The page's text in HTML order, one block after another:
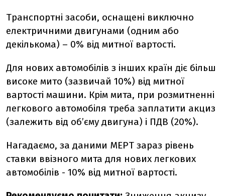
Транспортні засоби, оснащені виключно
електричними двигунами (одним або
декількома) – 0% від митної вартості.
Для нових автомобілів з інших країн діє більш
високе мито (зазвичай 10%) від митної
вартості машини. Крім мита, при розмитненні
легкового автомобіля треба заплатити акциз
(залежить від об’єму двигуна) і ПДВ (20%).
Нагадаємо, за даними МЕРТ зараз рівень
ставки ввізного мита для нових легкових
автомобілів - 10% від митної вартості.